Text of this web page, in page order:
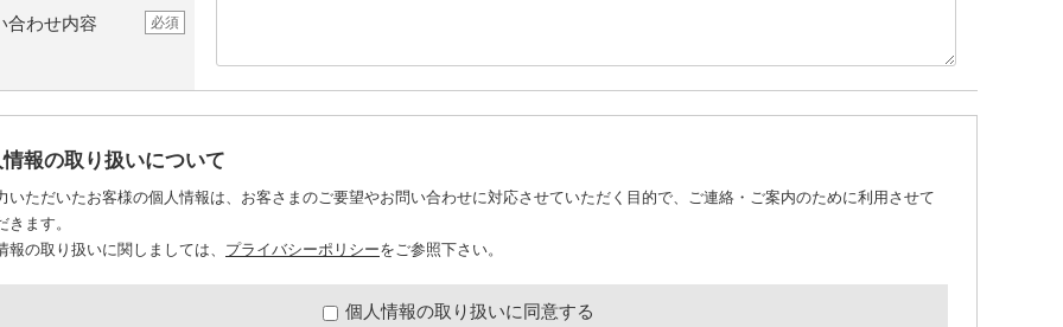
合わせ内容 必須
報の取り扱いについて
いただいたお客様の個人情報は、お客さまのご要望やお問い合わせに対応させていただく目的で、ご連絡・ご案内のために利用させて
きます。
報の取り扱いに関しましては、 プライバシーポリシーをご参照下さい。
個人情報の取り扱いに同意する